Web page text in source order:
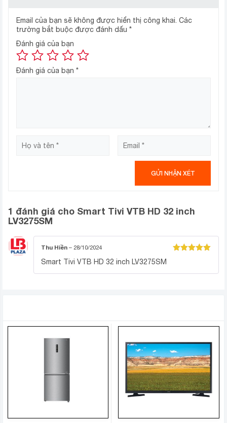
công suất 16W, khả năng tái hiện các âm thanh thật sôi
động và bùng nổ. Bạn còn có nhiều trải nghiệm tuyệt vời
với công nghệ âm thanh Surround chân thực.
Hệ điều hành Android
Email của bạn sẽ không được hiển thị công khai. Các
trường bắt buộc được đánh dấu *
Đánh giá của bạn
Đánh giá của bạn *
1 đánh giá cho Smart Tivi VTB HD 32 inch
LV3275SM
Thu Hiền – 28/10/2024
Smart Tivi VTB HD 32 inch LV3275SM